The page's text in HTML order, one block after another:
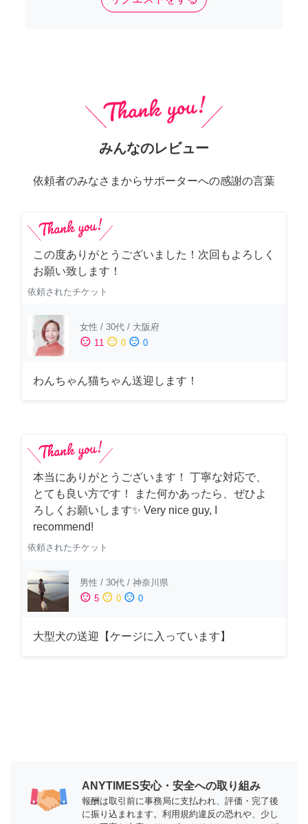
みんなのレビュー
依頼者のみなさまからサポーターへの感謝の言葉
この度ありがとうございました！次回もよろしく
お願い致します！
依頼されたチケット
女性 / 30代 / 大阪府
sentiment_satisfied 11 sentiment_neutral 0 sentiment_dissatisfied 0
わんちゃん猫ちゃん送迎します！
本当にありがとうございます！ 丁寧な対応で、
とても良い方です！ また何かあったら、ぜひよ
ろしくお願いします✨ Very nice guy, I
recommend!
依頼されたチケット
男性 / 30代 / 神奈川県
sentiment_satisfied 5 sentiment_neutral 0 sentiment_dissatisfied 0
大型犬の送迎【ケージに入っています】
ANYTIMES安心・安全への取り組み
報酬は取引前に事務局に支払われ、評価・完了後
に振り込まれます。利用規約違反の恐れや、少し